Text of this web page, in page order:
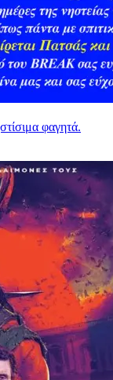
φαγητά.